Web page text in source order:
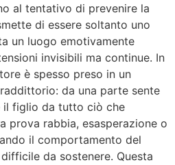
al tentativo di prevenire la
di essere soltanto uno
un luogo emotivamente
invisibili ma continue. In
è spesso preso in un
da una parte sente
il figlio da tutto ciò che
prova rabbia, esasperazione o
il comportamento del
da sostenere. Questa